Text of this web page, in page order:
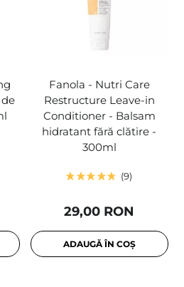
Fanola - Nutri Care
Restructure Leave-in
Conditioner - Balsam
hidratant fără clătire -
300ml
9
29,00 RON
ADAUGĂ ÎN COȘ